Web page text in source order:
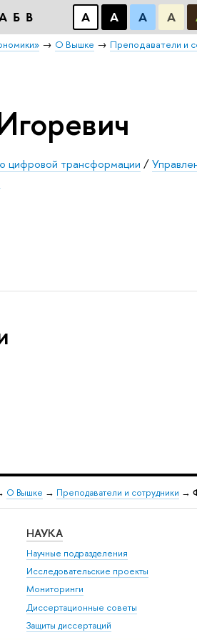
А А А А
О Вышке Преподаватели и
цифровой трансформации /
О Вышке → Преподаватели и сотрудники →
НАУКА
Научные подразделения
Исследовательские проекты
Мониторинги
Диссертационные советы
Защиты диссертаций